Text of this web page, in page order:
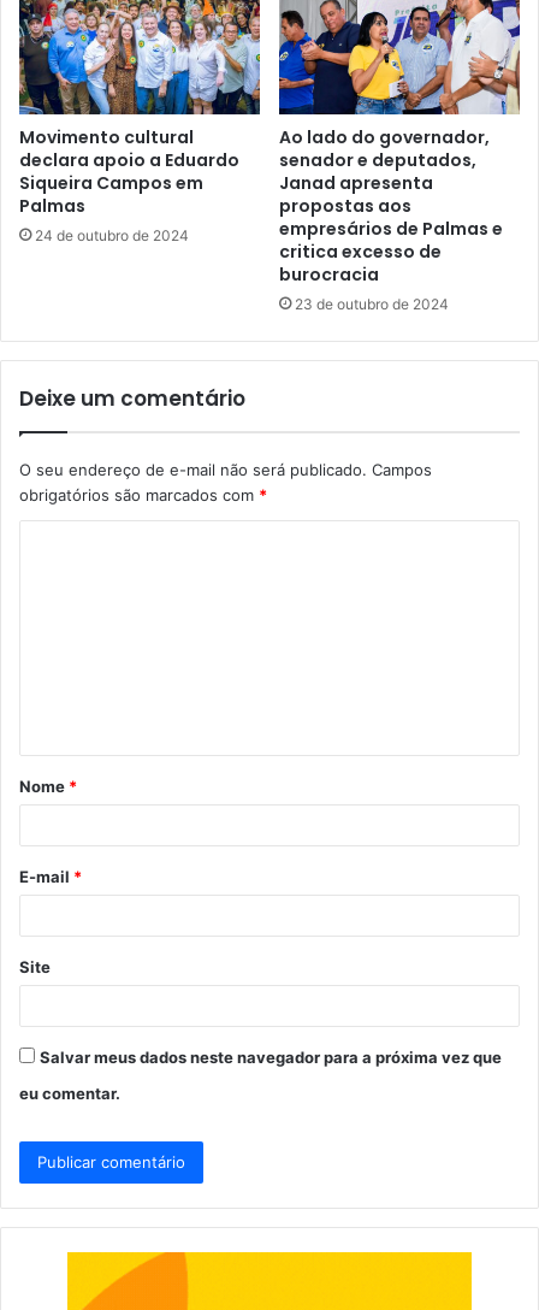
Movimento cultural
declara apoio a Eduardo
Siqueira Campos em
Palmas
24 de outubro de 2024
Ao lado do governador,
senador e deputados,
Janad apresenta
propostas aos
empresários de Palmas e
critica excesso de
burocracia
23 de outubro de 2024
Deixe um comentário
O seu endereço de e-mail não será publicado. Campos
obrigatórios são marcados com *
á
r
*
Nome *
E-mail *
Site
Salvar meus dados neste navegador para a próxima vez que
eu comentar.